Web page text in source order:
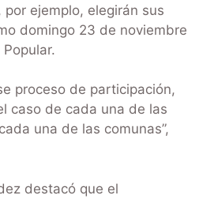
ejemplo, elegirán sus
domingo 23 de noviembre
proceso de participación,
caso de cada una de las
una de las comunas”,
destacó que el